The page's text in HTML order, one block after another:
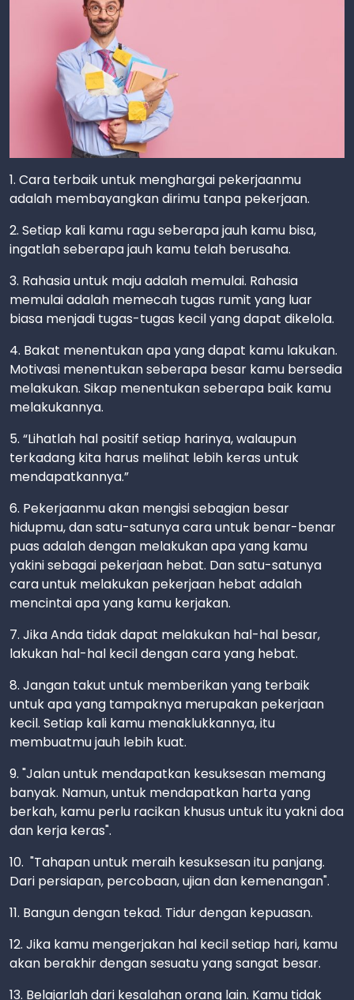
1. Cara terbaik untuk menghargai pekerjaanmu
adalah membayangkan dirimu tanpa pekerjaan.
2. Setiap kali kamu ragu seberapa jauh kamu bisa,
ingatlah seberapa jauh kamu telah berusaha.
3. Rahasia untuk maju adalah memulai. Rahasia
memulai adalah memecah tugas rumit yang luar
biasa menjadi tugas-tugas kecil yang dapat dikelola.
4. Bakat menentukan apa yang dapat kamu lakukan.
Motivasi menentukan seberapa besar kamu bersedia
melakukan. Sikap menentukan seberapa baik kamu
melakukannya.
5. “Lihatlah hal positif setiap harinya, walaupun
terkadang kita harus melihat lebih keras untuk
mendapatkannya.”
6. Pekerjaanmu akan mengisi sebagian besar
hidupmu, dan satu-satunya cara untuk benar-benar
puas adalah dengan melakukan apa yang kamu
yakini sebagai pekerjaan hebat. Dan satu-satunya
cara untuk melakukan pekerjaan hebat adalah
mencintai apa yang kamu kerjakan.
7. Jika Anda tidak dapat melakukan hal-hal besar,
lakukan hal-hal kecil dengan cara yang hebat.
8. Jangan takut untuk memberikan yang terbaik
untuk apa yang tampaknya merupakan pekerjaan
kecil. Setiap kali kamu menaklukkannya, itu
membuatmu jauh lebih kuat.
9. "Jalan untuk mendapatkan kesuksesan memang
banyak. Namun, untuk mendapatkan harta yang
berkah, kamu perlu racikan khusus untuk itu yakni doa
dan kerja keras".
10. "Tahapan untuk meraih kesuksesan itu panjang.
Dari persiapan, percobaan, ujian dan kemenangan".
11. Bangun dengan tekad. Tidur dengan kepuasan.
12. Jika kamu mengerjakan hal kecil setiap hari, kamu
akan berakhir dengan sesuatu yang sangat besar.
13. Belajarlah dari kesalahan orang lain. Kamu tidak